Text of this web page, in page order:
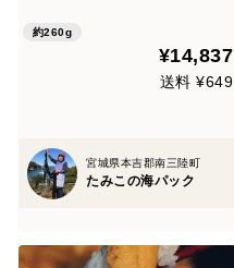
約260g
¥14,837
送料 ¥649
宮城県本吉郡南三陸町
たみこの海パック